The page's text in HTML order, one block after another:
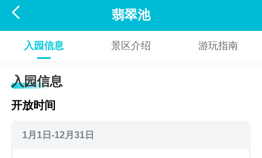
 翡翠池
入园信息 景区介绍 游玩指南
入园信息
开放时间
1月1日-12月31日